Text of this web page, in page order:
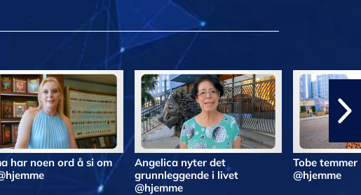
har noen ord å si om
Angelica nyter det
grunnleggende i livet
@hjemme
Tobe
@hjemme